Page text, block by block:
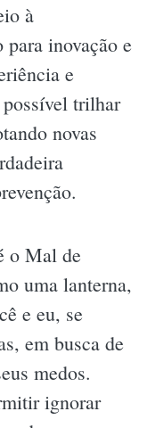
à
para inovação e
e
trilhar
novas
o Mal de
uma lanterna,
e eu, se
em busca de
medos.
ignorar